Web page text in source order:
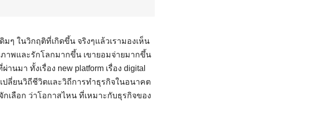
ๆ ในวิกฤติที่เกิดขึ้น จริงๆแล้วเรามองเห็น
าพและรักโลกมากขึ้น เขายอมจ่ายมากขึ้น
นมา ทั้งเรื่อง new platform เรื่อง digital
ปลี่ยนวิถีชีวิตและวิถีการทำธุรกิจในอนาคต
ลือก ว่าโอกาสไหน ที่เหมาะกับธุรกิจของ